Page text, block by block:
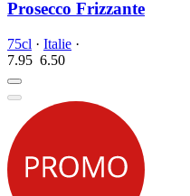
Prosecco Frizzante
75cl · Italie ·
7.95 6.50